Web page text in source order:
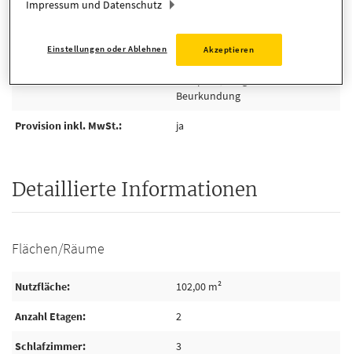
Kosten
3,57 % inkl. gesetzl. MwSt. vom
Beurkundung
Provision inkl. MwSt. ja
Detaillierte Informationen
Flächen/Räume
Nutzfläche 102,00 m²
Anzahl Etagen 2
Schlafzimmer 3
Impressum und Datenschutz
Einstellungen oder Ablehnen Akzeptieren